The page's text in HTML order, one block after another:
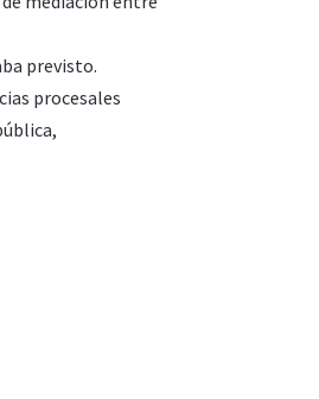
previsto.
procesales